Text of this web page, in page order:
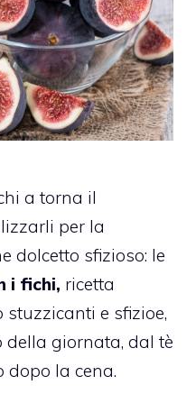
a torna il
per la
dolcetto sfizioso: le
i fichi, ricetta
e sfizioe,
giornata, dal tè
dopo la cena.